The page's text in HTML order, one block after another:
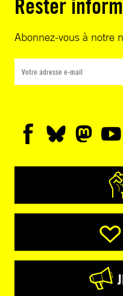
Rester
Abonnez-vous à notre